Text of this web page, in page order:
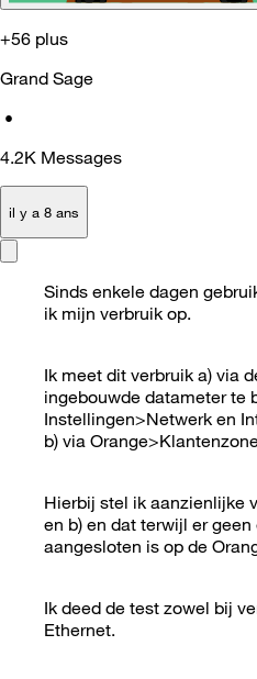
+56 plus
Grand Sage
•
4.2K Messages
il y a 8 ans
Sinds enkele dagen
ik mijn verbruik op.
Ik meet dit verbruik a) via
ingebouwde datameter te
Instellingen>Netwerk en
b) via
Hierbij stel ik aanzienlijke
en b) en dat terwijl er
aangesloten is op de
Ik deed de test zowel bij
Ethernet.